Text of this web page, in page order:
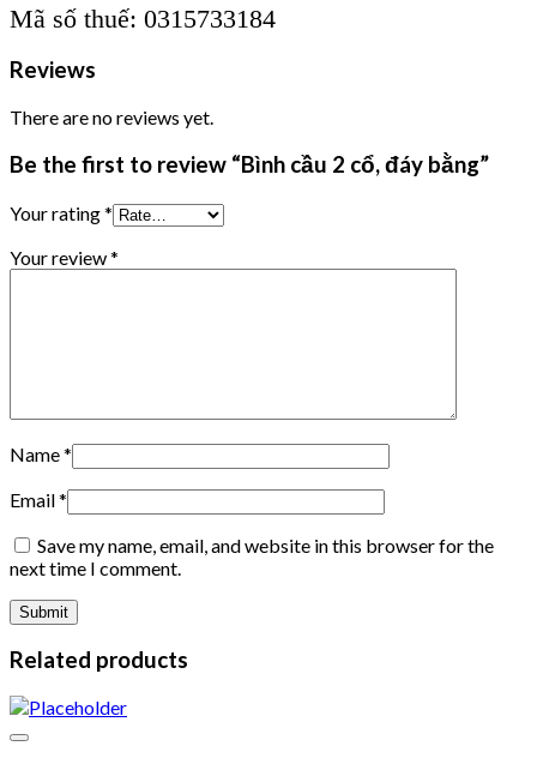
Mã số thuế: 0315733184
Reviews
There are no reviews yet.
Be the first to review “Bình cầu 2 cổ, đáy bằng”
Your rating*
Your review*
Name*
Email*
Save my name, email, and website in this browser for the
next time I comment.
Related products